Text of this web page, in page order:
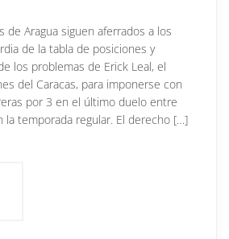
de Aragua siguen aferrados a los
de la tabla de posiciones y
los problemas de Erick Leal, el
del Caracas, para imponerse con
por 3 en el último duelo entre
la temporada regular. El derecho […]